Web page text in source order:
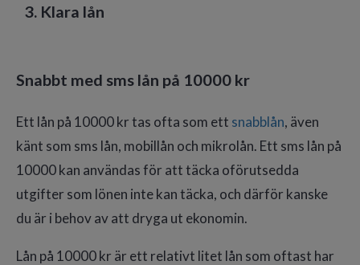
3. Klara lån
Snabbt med sms lån på 10000 kr
Ett lån på 10000 kr tas ofta som ett snabblån, även
känt som sms lån, mobillån och mikrolån. Ett sms lån på
10000 kan användas för att täcka oförutsedda
utgifter som lönen inte kan täcka, och därför kanske
du är i behov av att dryga ut ekonomin.
Lån på 10000 kr är ett relativt litet lån som oftast har